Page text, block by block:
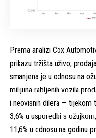
Prema analizi Cox
prikazu tržišta uživo,
smanjena je u odnosu na
milijuna rabljenih vozila
i neovisnih dilera — tijekom
3,6% u usporedbi s
11,6% u odnosu na godinu